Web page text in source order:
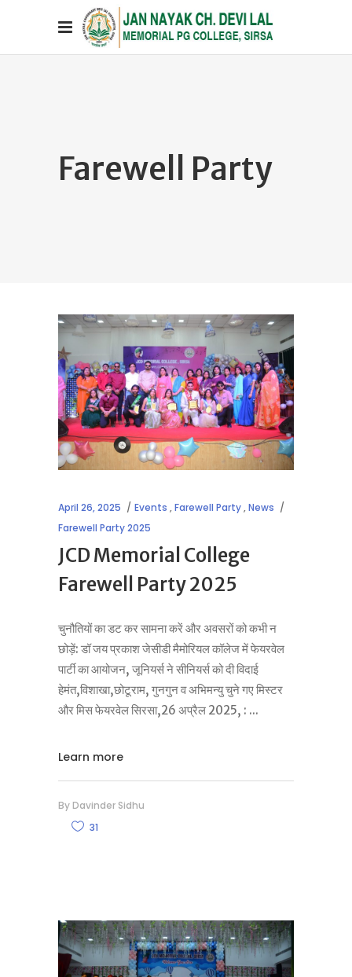
Farewell Party
April 26, 2025 Events ,Farewell Party,News
Farewell Party 2025
JCD Memorial College
Farewell Party 2025
चुनौतियों का डट कर सामना करें और अवसरों को कभी न
छोड़ें: डॉ जय प्रकाश जेसीडी मैमोरियल कॉलेज में फेयरवेल
पार्टी का आयोजन, जूनियर्स ने सीनियर्स को दी विदाई
हेमंत,विशाखा,छोटूराम, गुनगुन व अभिमन्यु चुने गए मिस्टर
और मिस फेयरवेल सिरसा,26 अप्रैल 2025, :
Learn more
By Davinder Sidhu
31